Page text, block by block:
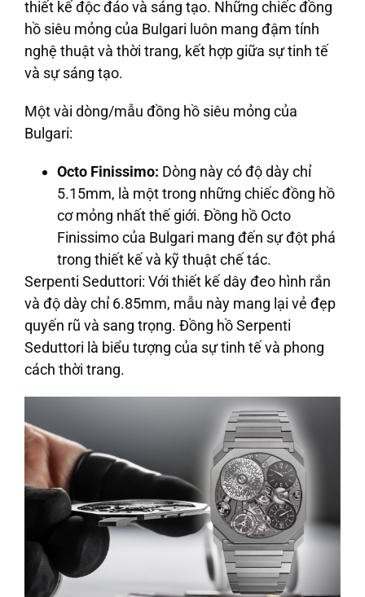
thiết kế độc đáo và sáng tạo. Những chiếc đồng
hồ siêu mỏng của Bulgari luôn mang đậm tính
nghệ thuật và thời trang, kết hợp giữa sự tinh tế
và sự sáng tạo.
Một vài dòng/mẫu đồng hồ siêu mỏng của
Bulgari:
Octo Finissimo: Dòng này có độ dày chỉ
5.15mm, là một trong những chiếc đồng hồ
cơ mỏng nhất thế giới. Đồng hồ Octo
Finissimo của Bulgari mang đến sự đột phá
trong thiết kế và kỹ thuật chế tác.
Serpenti Seduttori: Với thiết kế dây đeo hình rắn
và độ dày chỉ 6.85mm, mẫu này mang lại vẻ đẹp
quyến rũ và sang trọng. Đồng hồ Serpenti
Seduttori là biểu tượng của sự tinh tế và phong
cách thời trang.